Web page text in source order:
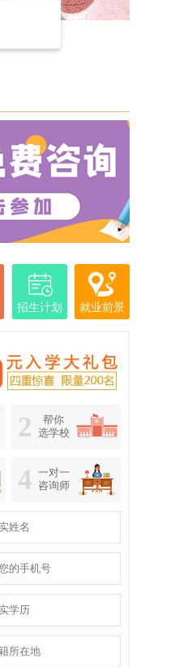
招生计划 就业前景
2
帮你
选学校
4 一对一
咨询师